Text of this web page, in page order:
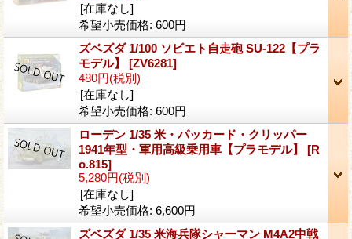
[在庫なし]
希望小売価格: 600円
ズベズダ 1/100 ソビエト自走砲 SU-122【プラ
モデル】 [ZV6281]
480円(税別)
[在庫なし]
希望小売価格: 600円
ローデン 1/35 米・パッカード・クリッパー
1941年型・軍用高級乗用車【プラモデル】 [R
o.815]
5,280円(税別)
[在庫なし]
希望小売価格: 6,600円
ズベズダ 1/35 米海兵隊シャーマン M4A2中戦